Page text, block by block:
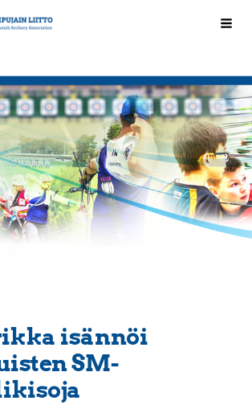
Liitto ry
isännöi
SM-